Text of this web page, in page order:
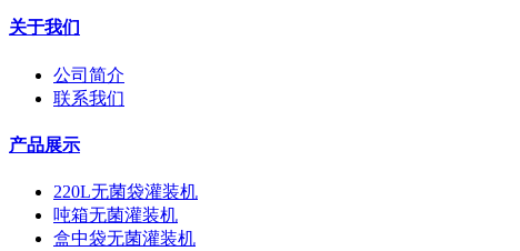
关于我们
公司简介
联系我们
产品展示
220L无菌袋灌装机
吨箱无菌灌装机
盒中袋无菌灌装机